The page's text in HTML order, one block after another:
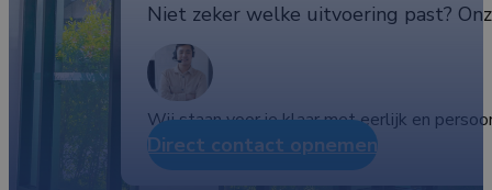
Niet zeker welke uitvoering past?
Wij staan voor je klaar met eerlijk en
Direct contact opnemen